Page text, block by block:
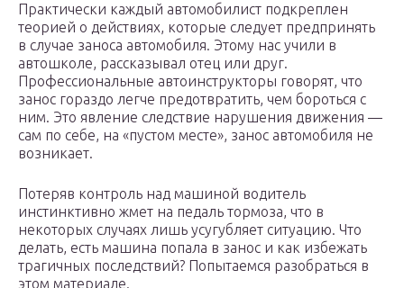
Практически каждый автомобилист подкреплен
теорией о действиях, которые следует предпринять
в случае заноса автомобиля. Этому нас учили в
автошколе, рассказывал отец или друг.
Профессиональные автоинструкторы говорят, что
занос гораздо легче предотвратить, чем бороться с
ним. Это явление следствие нарушения движения —
сам по себе, на «пустом месте», занос автомобиля не
возникает.
Потеряв контроль над машиной водитель
инстинктивно жмет на педаль тормоза, что в
некоторых случаях лишь усугубляет ситуацию. Что
делать, есть машина попала в занос и как избежать
трагичных последствий? Попытаемся разобраться в
этом материале.